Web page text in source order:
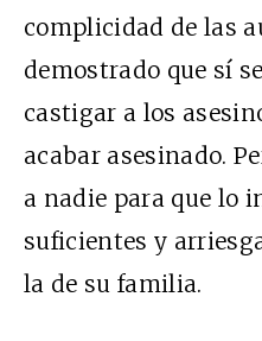
complicidad de las
demostrado que sí
castigar a los
acabar asesinado.
a nadie para que lo
suficientes y
la de su familia.